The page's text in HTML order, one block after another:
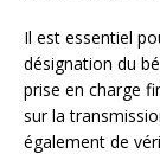
Il est essentiel
désignation du
prise en charge
sur la
également de